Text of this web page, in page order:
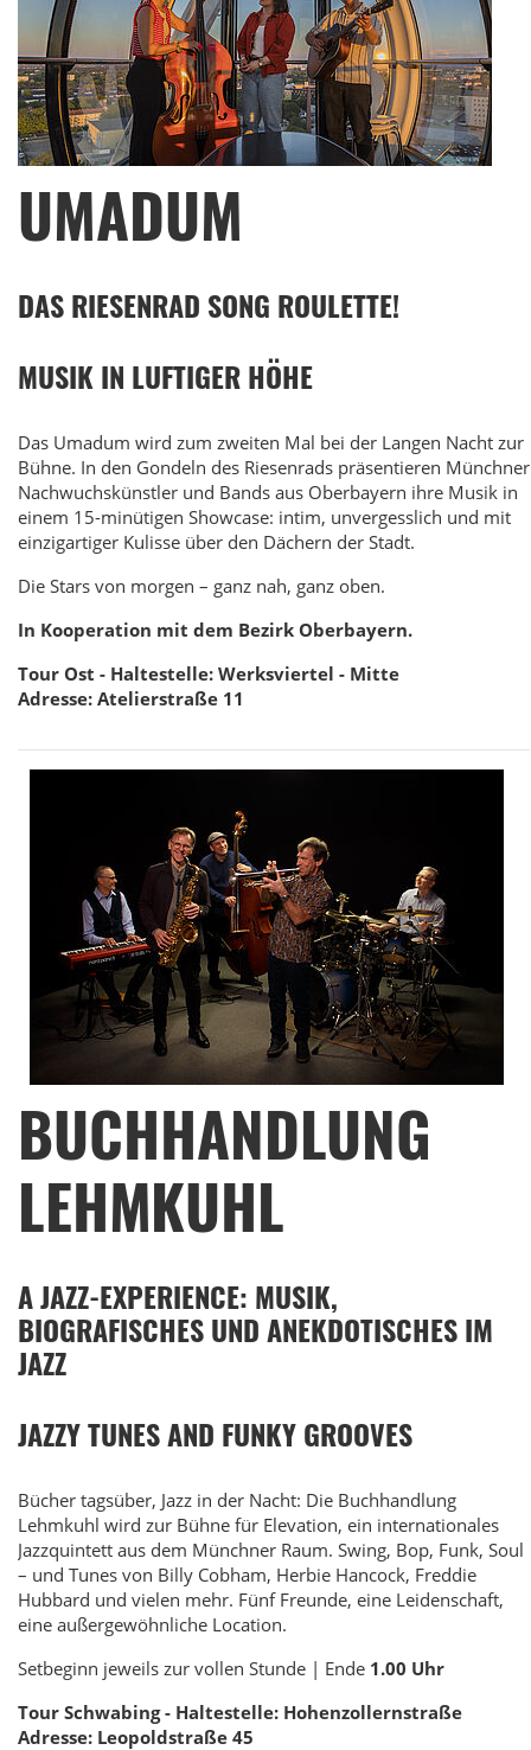
UMADUM
DAS RIESENRAD SONG ROULETTE!
MUSIK IN LUFTIGER HÖHE
Das Umadum wird zum zweiten Mal bei der Langen Nacht zur
Bühne. In den Gondeln des Riesenrads präsentieren Münchner
Nachwuchskünstler und Bands aus Oberbayern ihre Musik in
einem 15-minütigen Showcase: intim, unvergesslich und mit
einzigartiger Kulisse über den Dächern der Stadt.
Die Stars von morgen – ganz nah, ganz oben.
In Kooperation mit dem Bezirk Oberbayern.
Tour Ost - Haltestelle: Werksviertel - Mitte
Adresse: Atelierstraße 11
BUCHHANDLUNG
LEHMKUHL
A JAZZ-EXPERIENCE: MUSIK,
BIOGRAFISCHES UND ANEKDOTISCHES IM
JAZZ
JAZZY TUNES AND FUNKY GROOVES
Bücher tagsüber, Jazz in der Nacht: Die Buchhandlung
Lehmkuhl wird zur Bühne für Elevation, ein internationales
Jazzquintett aus dem Münchner Raum. Swing, Bop, Funk, Soul
– und Tunes von Billy Cobham, Herbie Hancock, Freddie
Hubbard und vielen mehr. Fünf Freunde, eine Leidenschaft,
eine außergewöhnliche Location.
Setbeginn jeweils zur vollen Stunde | Ende 1.00 Uhr
Tour Schwabing - Haltestelle: Hohenzollernstraße
Adresse: Leopoldstraße 45